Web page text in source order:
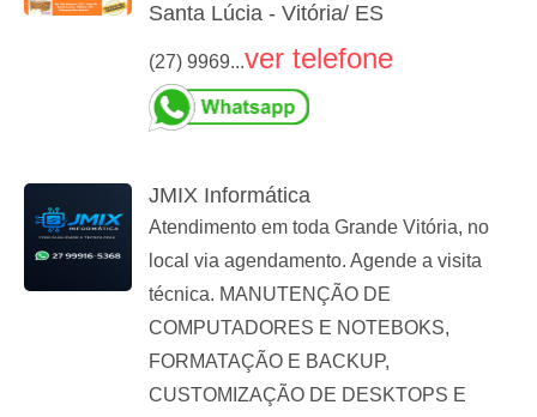
Santa Lúcia - Vitória/ ES
(27) 9969...ver telefone
JMIX Informática
Atendimento em toda Grande Vitória, no
local via agendamento. Agende a visita
técnica. MANUTENÇÃO DE
COMPUTADORES E NOTEBOKS,
FORMATAÇÃO E BACKUP,
CUSTOMIZAÇÃO DE DESKTOPS E